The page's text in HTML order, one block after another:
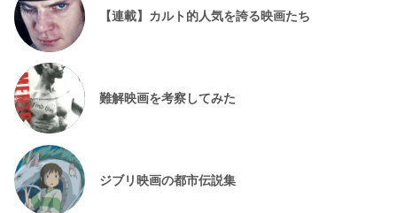
【連載】カルト的人気を誇る映画たち
難解映画を考察してみた
ジブリ映画の都市伝説集